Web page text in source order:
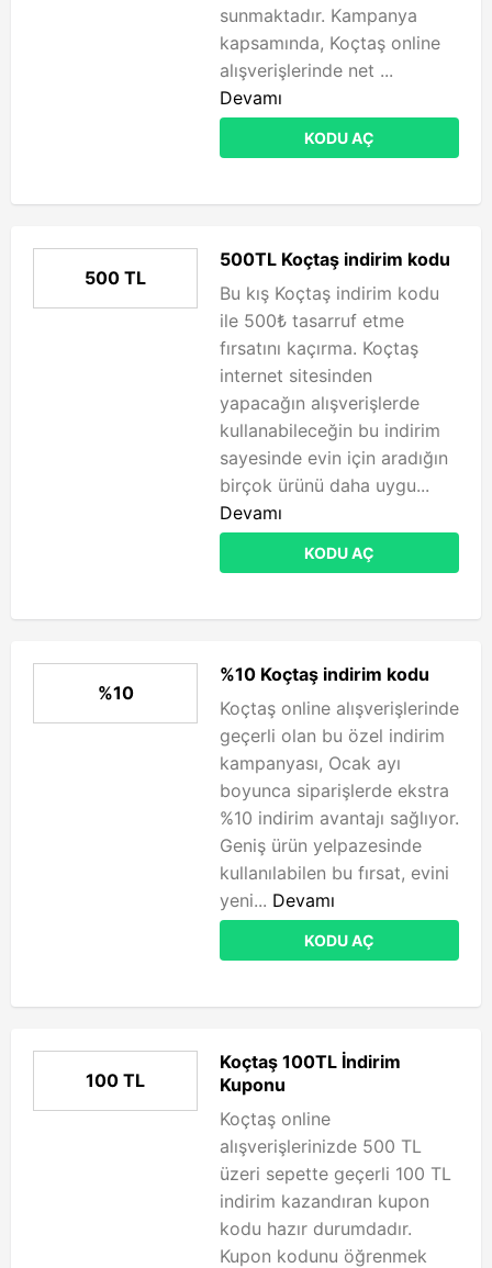
sunmaktadır. Kampanya
kapsamında, Koçtaş online
alışverişlerinde net ...
Devamı
KODU AÇ
500 TL
500TL Koçtaş indirim kodu
Bu kış Koçtaş indirim kodu
ile 500₺ tasarruf etme
fırsatını kaçırma. Koçtaş
internet sitesinden
yapacağın alışverişlerde
kullanabileceğin bu indirim
sayesinde evin için aradığın
birçok ürünü daha uygu...
Devamı
KODU AÇ
%10
%10 Koçtaş indirim kodu
Koçtaş online alışverişlerinde
geçerli olan bu özel indirim
kampanyası, Ocak ayı
boyunca siparişlerde ekstra
%10 indirim avantajı sağlıyor.
Geniş ürün yelpazesinde
kullanılabilen bu fırsat, evini
yeni... Devamı
KODU AÇ
100 TL
Koçtaş 100TL İndirim
Kuponu
Koçtaş online
alışverişlerinizde 500 TL
üzeri sepette geçerli 100 TL
indirim kazandıran kupon
kodu hazır durumdadır.
Kupon kodunu öğrenmek